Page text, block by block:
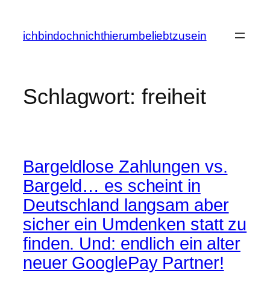
springen
ichbindochnichthierumbeliebtzusein
Schlagwort: freiheit
Bargeldlose Zahlungen vs.
Bargeld… es scheint in
Deutschland langsam aber
sicher ein Umdenken statt zu
finden. Und: endlich ein alter
neuer GooglePay Partner!